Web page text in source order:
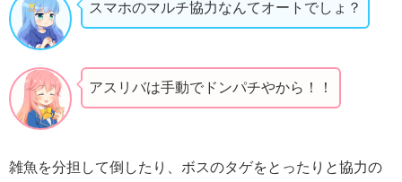
スマホのマルチ協力なんてオートでしょ？
アスリバは手動でドンパチやから！！
雑魚を分担して倒したり、ボスのタゲをとったりと協力の